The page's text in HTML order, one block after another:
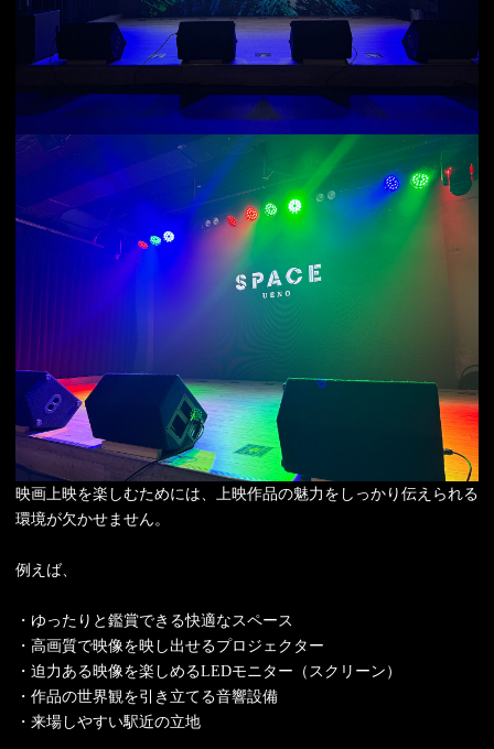
映画上映を楽しむためには、上映作品の魅力をしっかり伝えられる
環境が欠かせません。
例えば、
・ゆったりと鑑賞できる快適なスペース
・高画質で映像を映し出せるプロジェクター
・迫力ある映像を楽しめるLEDモニター（スクリーン）
・作品の世界観を引き立てる音響設備
・来場しやすい駅近の立地